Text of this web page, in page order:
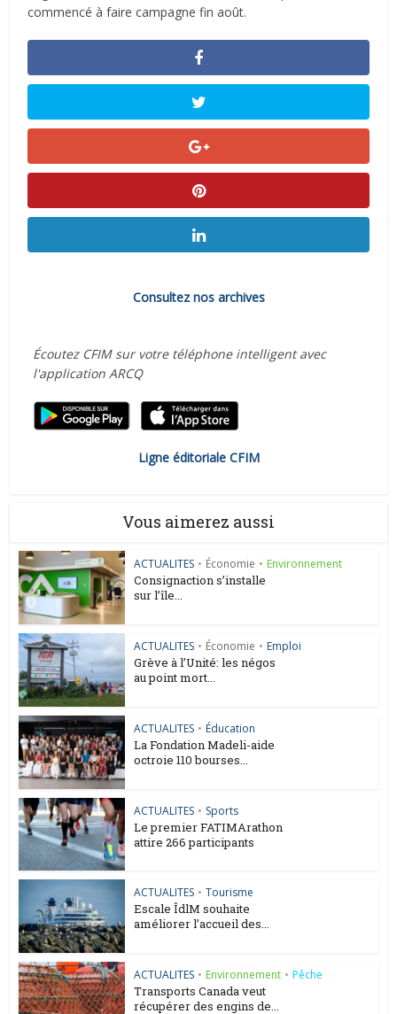
commencé à faire campagne fin août.
Consultez nos archives
Écoutez CFIM sur votre téléphone intelligent avec
l'application ARCQ
Ligne éditoriale CFIM
Vous aimerez aussi
ACTUALITES • Économie • Environnement
Consignaction s’installe
sur l’île...
ACTUALITES • Économie • Emploi
Grève à l’Unité: les négos
au point mort...
ACTUALITES • Éducation
La Fondation Madeli-aide
octroie 110 bourses...
ACTUALITES • Sports
Le premier FATIMArathon
attire 266 participants
ACTUALITES • Tourisme
Escale ÎdlM souhaite
améliorer l’accueil des...
ACTUALITES • Environnement • Pêche
Transports Canada veut
récupérer des engins de...